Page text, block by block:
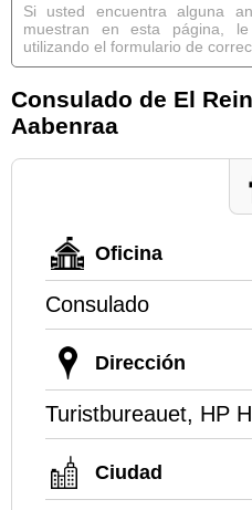
Si usted encuentra alguna
muestran en esta página,
utilizando el formulario de
Consulado de El
Aabenraa
Oficina
Consulado
Dirección
Turistbureauet, HP
Ciudad